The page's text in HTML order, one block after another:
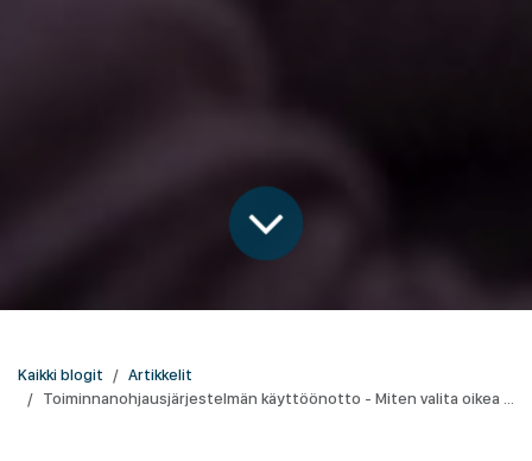
Kaikki blogit
Artikkelit
Toiminnanohjausjärjestelmän käyttöönotto - Miten valita oikea strategia?